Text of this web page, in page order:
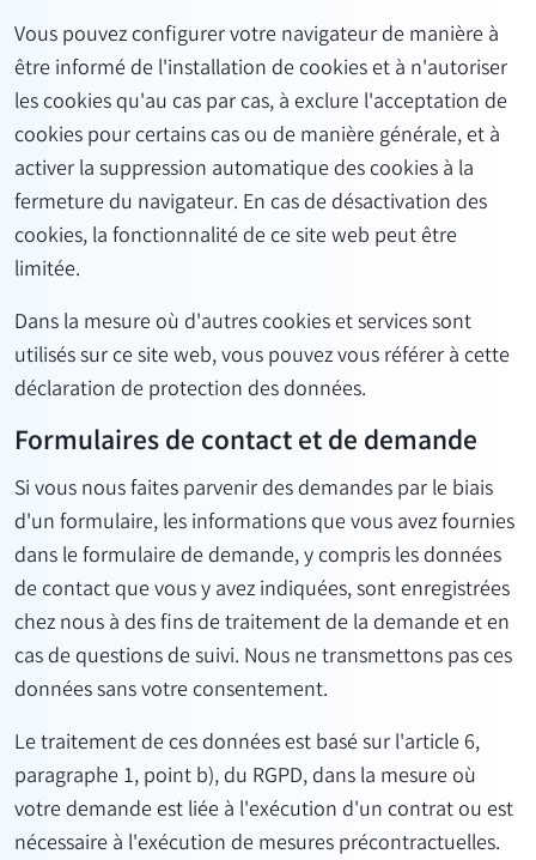
Vous pouvez configurer votre navigateur de manière à
être informé de l'installation de cookies et à n'autoriser
les cookies qu'au cas par cas, à exclure l'acceptation de
cookies pour certains cas ou de manière générale, et à
activer la suppression automatique des cookies à la
fermeture du navigateur. En cas de désactivation des
cookies, la fonctionnalité de ce site web peut être
limitée.
Dans la mesure où d'autres cookies et services sont
utilisés sur ce site web, vous pouvez vous référer à cette
déclaration de protection des données.
Formulaires de contact et de demande
Si vous nous faites parvenir des demandes par le biais
d'un formulaire, les informations que vous avez fournies
dans le formulaire de demande, y compris les données
de contact que vous y avez indiquées, sont enregistrées
chez nous à des fins de traitement de la demande et en
cas de questions de suivi. Nous ne transmettons pas ces
données sans votre consentement.
Le traitement de ces données est basé sur l'article 6,
paragraphe 1, point b), du RGPD, dans la mesure où
votre demande est liée à l'exécution d'un contrat ou est
nécessaire à l'exécution de mesures précontractuelles.